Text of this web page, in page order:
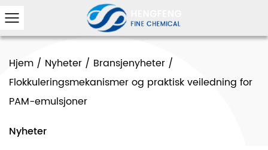
Hjem / Nyheter / Bransjenyheter /
Flokkuleringsmekanismer og praktisk veiledning for
PAM-emulsjoner
Nyheter